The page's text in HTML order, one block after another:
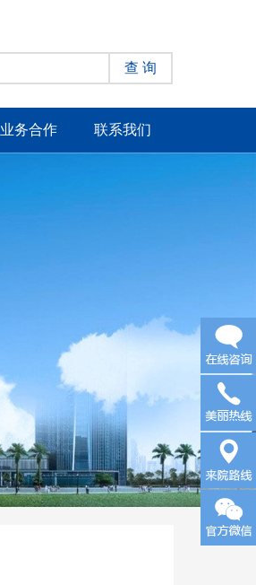
查 询
业务合作 联系我们
在线咨
询
来院路